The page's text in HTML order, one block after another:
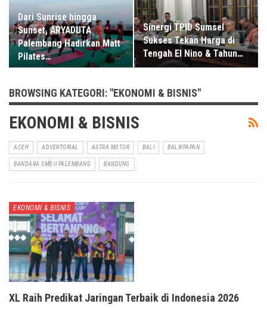
Dari Sunrise hingga
Sunset, ARYADUTA
Palembang Hadirkan Matt
Pilates…
Sinergi TPID Sumsel
Sukses Tekan Harga di
Tengah El Nino & Tahun…
BROWSING KATEGORI: "EKONOMI & BISNIS"
EKONOMI & BISNIS
ACEH ADVERTORIAL ASTRA MOTOR BALI BALIKPAPAN
BANDARA SMB II PALEMBANG BANDUNG
EKONOMI & BISNIS
XL Raih Predikat Jaringan Terbaik di Indonesia 2026